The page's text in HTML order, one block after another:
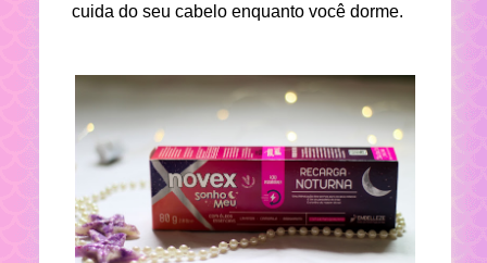
cuida do seu cabelo enquanto você dorme.